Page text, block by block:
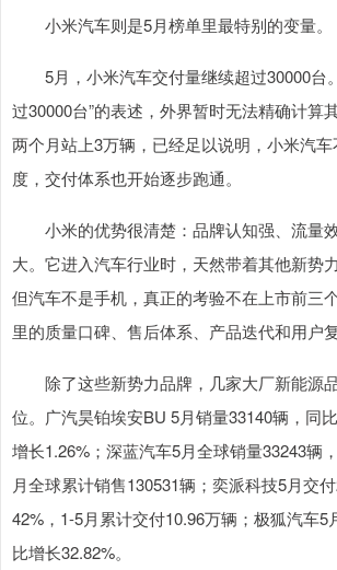
小米汽车则是5月榜单里最特别的变量。
5月，小米汽车交付量继续超过30000台
过30000台”的表述，外界暂时无法精确计算
两个月站上3万辆，已经足以说明，小米汽
度，交付体系也开始逐步跑通。
小米的优势很清楚：品牌认知强、流量
大。它进入汽车行业时，天然带着其他新势
但汽车不是手机，真正的考验不在上市前三
里的质量口碑、售后体系、产品迭代和用户复
除了这些新势力品牌，几家大厂新能源
位。广汽昊铂埃安BU 5月销量33140辆，同
增长1.26%；深蓝汽车5月全球销量33243辆
月全球累计销售130531辆；奕派科技5月交
42%，1-5月累计交付10.96万辆；极狐汽车5
比增长32.82%。
上证综指